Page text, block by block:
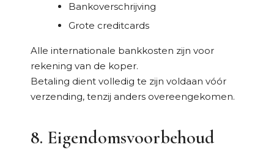
Bankoverschrijving
Grote creditcards
Alle internationale bankkosten zijn voor
rekening van de koper.
Betaling dient volledig te zijn voldaan vóór
verzending, tenzij anders overeengekomen.
8. Eigendomsvoorbehoud